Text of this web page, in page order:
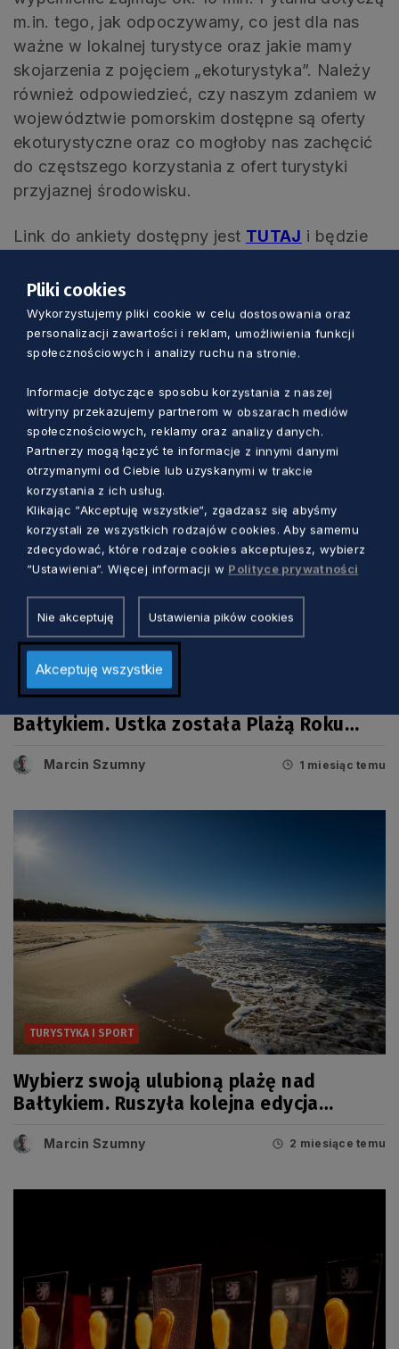
m.in. tego, jak odpoczywamy, co jest dla nas
ważne w lokalnej turystyce oraz jakie mamy
skojarzenia z pojęciem „ekoturystyka”. Należy
również odpowiedzieć, czy naszym zdaniem w
województwie pomorskim dostępne są oferty
ekoturystyczne oraz co mogłoby nas zachęcić
do częstszego korzystania z ofert turystyki
przyjaznej środowisku.
Link do ankiety dostępny jest TUTAJ i będzie
TURYSTYKA I SPORT
Internauci wybrali najlepsze plaże nad
Bałtykiem. Ustka została Plażą Roku
Marcin Szumny 1 miesiąc temu
TURYSTYKA I SPORT
Wybierz swoją ulubioną plażę nad
Bałtykiem. Ruszyła kolejna edycja
Marcin Szumny 2 miesiące temu
Pliki cookies
Wykorzystujemy pliki cookie w celu dostosowania oraz
personalizacji zawartości i reklam, umożliwienia funkcji
społecznościowych i analizy ruchu na stronie.
Informacje dotyczące sposobu korzystania z naszej
witryny przekazujemy partnerom w obszarach mediów
społecznościowych, reklamy oraz analizy danych.
Partnerzy mogą łączyć te informacje z innymi danymi
otrzymanymi od Ciebie lub uzyskanymi w trakcie
korzystania z ich usług.
Klikając “Akceptuję wszystkie“, zgadzasz się abyśmy
korzystali ze wszystkich rodzajów cookies. Aby samemu
zdecydować, które rodzaje cookies akceptujesz, wybierz
“Ustawienia“. Więcej informacji w Polityce prywatności
Nie akceptuję Ustawienia pików cookies
Akceptuję wszystkie